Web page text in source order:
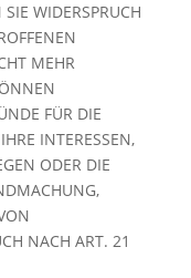
WIDERSPRUCH
MEHR
FÜR DIE
INTERESSEN,
ODER DIE
NACH ART. 21